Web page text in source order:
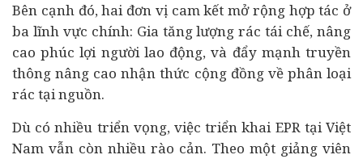
Bên cạnh đó, hai đơn vị cam kết mở rộng hợp tác ở
ba lĩnh vực chính: Gia tăng lượng rác tái chế, nâng
cao phúc lợi người lao động, và đẩy mạnh truyền
thông nâng cao nhận thức cộng đồng về phân loại
rác tại nguồn.
Dù có nhiều triển vọng, việc triển khai EPR tại Việt
Nam vẫn còn nhiều rào cản. Theo một giảng viên